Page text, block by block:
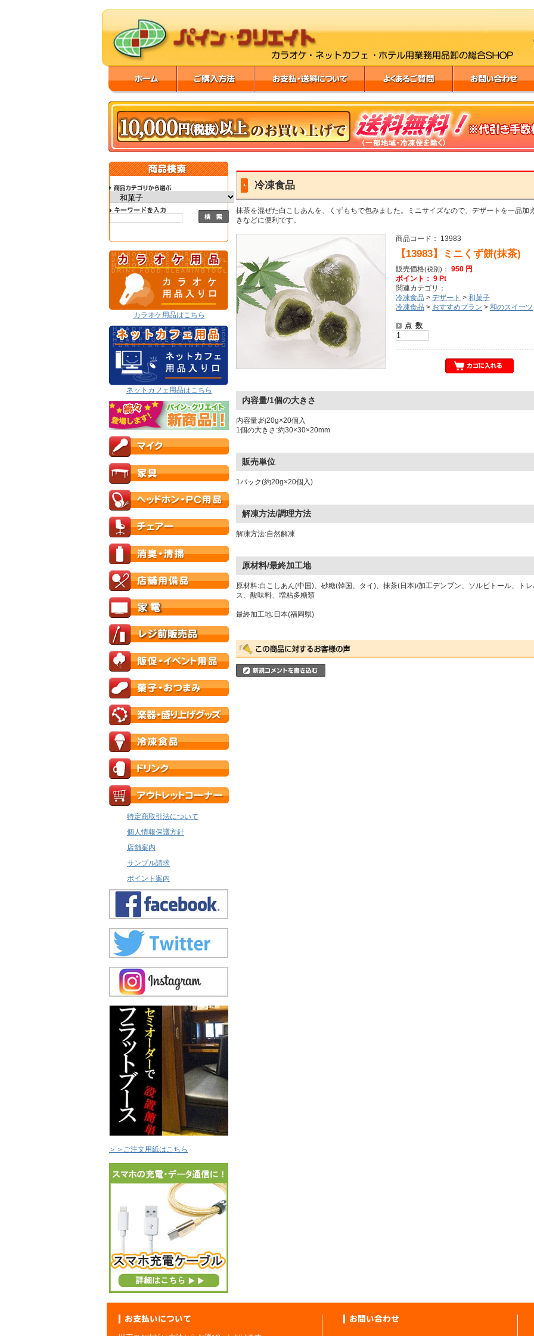
カラオケ用品はこちら
ネットカフェ用品はこちら
特定商取引法について
個人情報保護方針
店舗案内
サンプル請求
ポイント案内
＞＞ご注文用紙はこちら
冷凍食品
抹茶を混ぜた白こしあんを、くずもちで包みました。ミニサイズなので、デザートを一品加
きなどに便利です。
商品コード： 13983
【13983】ミニくず餅(抹茶)
販売価格(税別) ： 950 円
ポイント： 9 Pt
関連カテゴリ：
冷凍食品 > デザート > 和菓子
冷凍食品 > おすすめプラン > 和のスイーツ
点 数
内容量/1個の大きさ
内容量:約20g×20個入
1個の大きさ:約30×30×20mm
販売単位
1パック(約20g×20個入)
解凍方法/調理方法
解凍方法:自然解凍
原材料/最終加工地
原材料:白こしあん(中国)、砂糖(韓国、タイ)、抹茶(日本)/加工デンプン、ソルビトール、ト
ス、酸味料、増粘多糖類
最終加工地:日本(福岡県)